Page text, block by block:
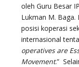
oleh Guru Besar
Lukman M. Baga.
posisi koperasi
internasional
operatives are
Movement.”